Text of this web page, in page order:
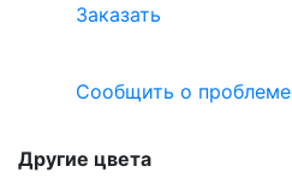
Заказать
Сообщить о проблеме
Другие цвета